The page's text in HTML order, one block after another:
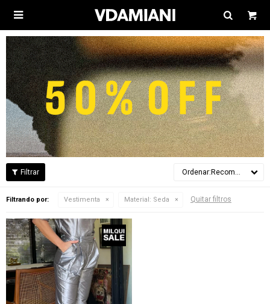

Recomendados
Filtrando por: Vestimenta Material: Seda Quitar filtros